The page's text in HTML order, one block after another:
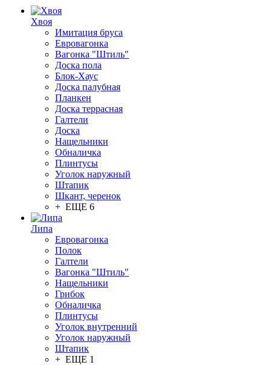
Хвоя
Имитация бруса
Евровагонка
Вагонка "Штиль"
Доска пола
Блок-Хаус
Доска палубная
Планкен
Доска террасная
Галтели
Доска
Нащельники
Обналичка
Плинтусы
Уголок наружный
Штапик
Шкант, черенок
+ ЕЩЕ 6
Липа
Евровагонка
Полок
Галтели
Вагонка "Штиль"
Нащельники
Грибок
Обналичка
Плинтусы
Уголок внутренний
Уголок наружный
Штапик
+ ЕЩЕ 1